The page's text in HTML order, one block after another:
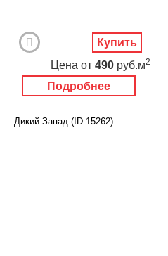
Подробнее
Цена от 490 руб.м2
Купить
Дикий Запад (ID 15262)